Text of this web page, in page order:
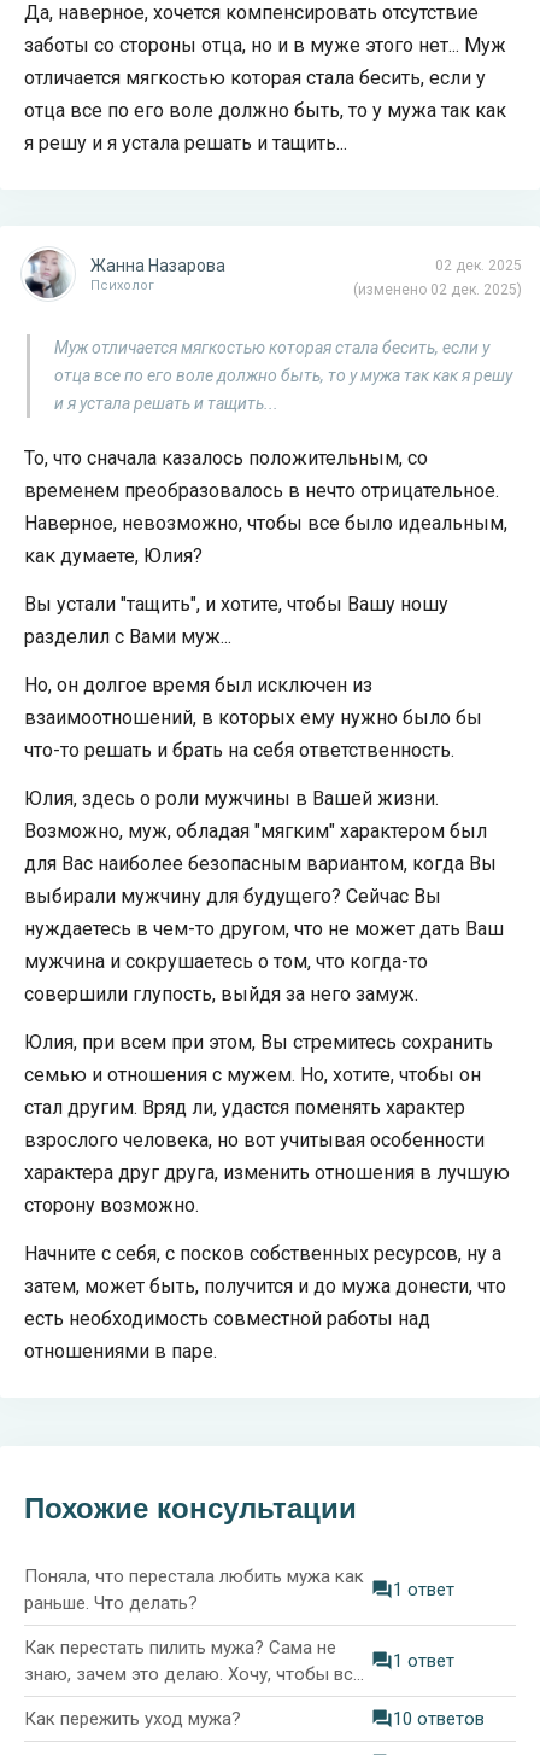
Да, наверное, хочется компенсировать отсутствие
заботы со стороны отца, но и в муже этого нет... Муж
отличается мягкостью которая стала бесить, если у
отца все по его воле должно быть, то у мужа так как
я решу и я устала решать и тащить...
02 дек. 2025
(изменено 02 дек. 2025)
Жанна Назарова
Психолог
Муж отличается мягкостью которая стала бесить, если у
отца все по его воле должно быть, то у мужа так как я решу
и я устала решать и тащить...
То, что сначала казалось положительным, со
временем преобразовалось в нечто отрицательное.
Наверное, невозможно, чтобы все было идеальным,
как думаете, Юлия?
Вы устали "тащить", и хотите, чтобы Вашу ношу
разделил с Вами муж...
Но, он долгое время был исключен из
взаимоотношений, в которых ему нужно было бы
что-то решать и брать на себя ответственность.
Юлия, здесь о роли мужчины в Вашей жизни.
Возможно, муж, обладая "мягким" характером был
для Вас наиболее безопасным вариантом, когда Вы
выбирали мужчину для будущего? Сейчас Вы
нуждаетесь в чем-то другом, что не может дать Ваш
мужчина и сокрушаетесь о том, что когда-то
совершили глупость, выйдя за него замуж.
Юлия, при всем при этом, Вы стремитесь сохранить
семью и отношения с мужем. Но, хотите, чтобы он
стал другим. Вряд ли, удастся поменять характер
взрослого человека, но вот учитывая особенности
характера друг друга, изменить отношения в лучшую
сторону возможно.
Начните с себя, с посков собственных ресурсов, ну а
затем, может быть, получится и до мужа донести, что
есть необходимость совместной работы над
отношениями в паре.
Похожие консультации
Поняла, что перестала любить мужа как
раньше. Что делать?
1 ответ
Как перестать пилить мужа? Сама не
знаю, зачем это делаю. Хочу, чтобы всё
было как раньше
1 ответ
Как пережить уход мужа? 10 ответов